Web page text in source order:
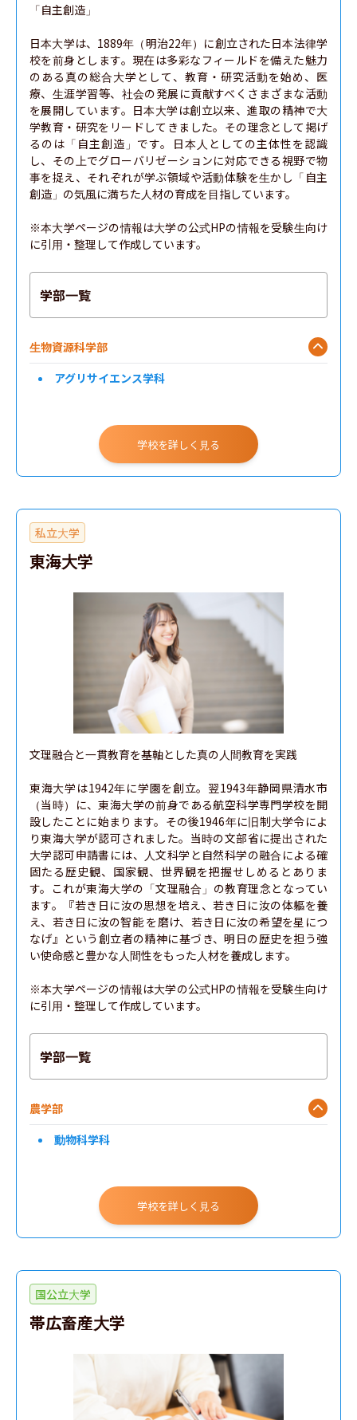
「自主創造」
日本大学は、1889年（明治22年）に創立された日本法律学
校を前身とします。現在は多彩なフィールドを備えた魅力
のある真の総合大学として、教育・研究活動を始め、医
療、生涯学習等、社会の発展に貢献すべくさまざまな活動
を展開しています。日本大学は創立以来、進取の精神で大
学教育・研究をリードしてきました。その理念として掲げ
るのは「自主創造」です。日本人としての主体性を認識
し、その上でグローバリゼーションに対応できる視野で物
事を捉え、それぞれが学ぶ領域や活動体験を生かし「自主
創造」の気風に満ちた人材の育成を目指しています。
※本大学ページの情報は大学の公式HPの情報を受験生向け
に引用・整理して作成しています。
学部一覧
生物資源科学部
アグリサイエンス学科
学校を詳しく見る
私立大学
東海大学
文理融合と一貫教育を基軸とした真の人間教育を実践
東海大学は1942年に学園を創立。翌1943年静岡県清水市
（当時）に、東海大学の前身である航空科学専門学校を開
設したことに始まります。その後1946年に旧制大学令によ
り東海大学が認可されました。当時の文部省に提出された
大学認可申請書には、人文科学と自然科学の融合による確
固たる歴史観、国家観、世界観を把握せしめるとありま
す。これが東海大学の「文理融合」の教育理念となってい
ます。『若き日に汝の思想を培え、若き日に汝の体軀を養
え、若き日に汝の智能 を磨け、若き日に汝の希望を星につ
なげ』という創立者の精神に基づき、明日の歴史を担う強
い使命感と豊かな人間性をもった人材を養成します。
※本大学ページの情報は大学の公式HPの情報を受験生向け
に引用・整理して作成しています。
学部一覧
農学部
動物科学科
学校を詳しく見る
国公立大学
帯広畜産大学